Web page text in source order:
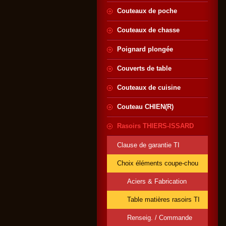
Couteaux de poche
Couteaux de chasse
Poignard plongée
Couverts de table
Couteaux de cuisine
Couteau CHIEN(R)
Rasoirs THIERS-ISSARD
Clause de garantie TI
Choix éléments coupe-chou
Aciers & Fabrication
Table matières rasoirs TI
Renseig. / Commande